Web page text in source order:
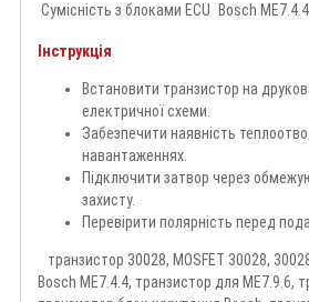
Сумісність з блоками ECU
Bosch
Інструкція
Встановити транзистор на
електричної схеми.
Забезпечити наявність
навантаженнях.
Підключити затвор через
захисту.
Перевірити полярність перед
транзистор 30028, MOSFET 30028,
Bosch ME7.4.4, транзистор для ME7.9.6,